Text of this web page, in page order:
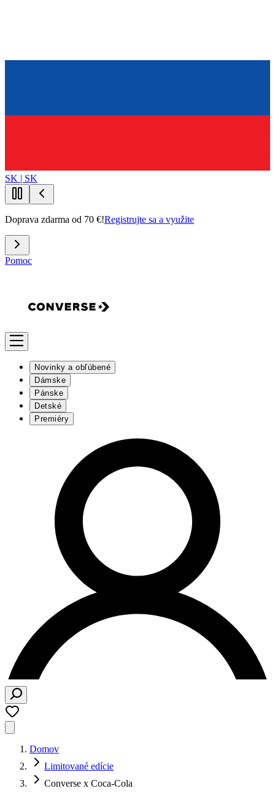
SK | SK
Doprava zdarma od 70 €!Registrujte sa a využite
Pomoc
Novinky a obľúbené
Dámske
Pánske
Detské
Premiéry
Domov
Limitované edície
Converse x Coca-Cola